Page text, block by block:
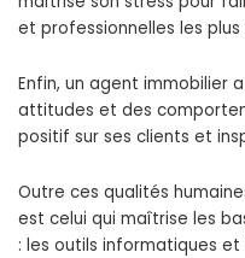
et professionnelles les
Enfin, un agent immobilier
attitudes et des
positif sur ses clients et
Outre ces qualités
est celui qui maîtrise les
: les outils informatiques